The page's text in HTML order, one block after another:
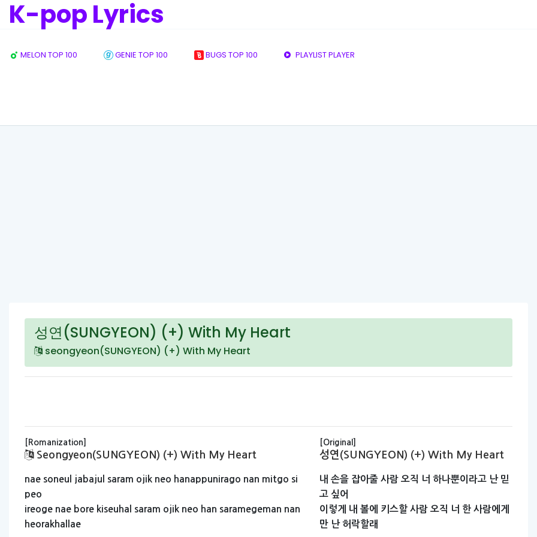
K-pop Lyrics
MELON TOP 100 GENIE TOP 100 BUGS TOP 100 PLAYLIST PLAYER
성연(SUNGYEON) (+) With My Heart
seongyeon(SUNGYEON) (+) With My Heart
[Romanization]
Seongyeon(SUNGYEON) (+) With My Heart
nae soneul jabajul saram ojik neo hanappunirago nan mitgo si
peo
ireoge nae bore kiseuhal saram ojik neo han saramegeman nan
heorakhallae
[Original]
성연(SUNGYEON) (+) With My Heart
내 손을 잡아줄 사람 오직 너 하나뿐이라고 난 믿
고 싶어
이렇게
내 볼에 키스할 사람 오직 너 한 사람에게
만 난 허락할래